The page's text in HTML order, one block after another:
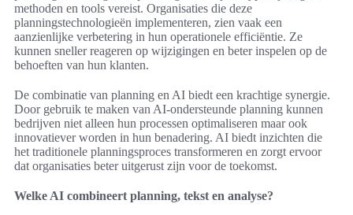
methoden en tools vereist. Organisaties die deze
planningstechnologieën implementeren, zien vaak een
aanzienlijke verbetering in hun operationele efficiëntie. Ze
kunnen sneller reageren op wijzigingen en beter inspelen op de
behoeften van hun klanten.
De combinatie van planning en AI biedt een krachtige synergie.
Door gebruik te maken van AI-ondersteunde planning kunnen
bedrijven niet alleen hun processen optimaliseren maar ook
innovatiever worden in hun benadering. AI biedt inzichten die
het traditionele planningsproces transformeren en zorgt ervoor
dat organisaties beter uitgerust zijn voor de toekomst.
Welke AI combineert planning, tekst en analyse?